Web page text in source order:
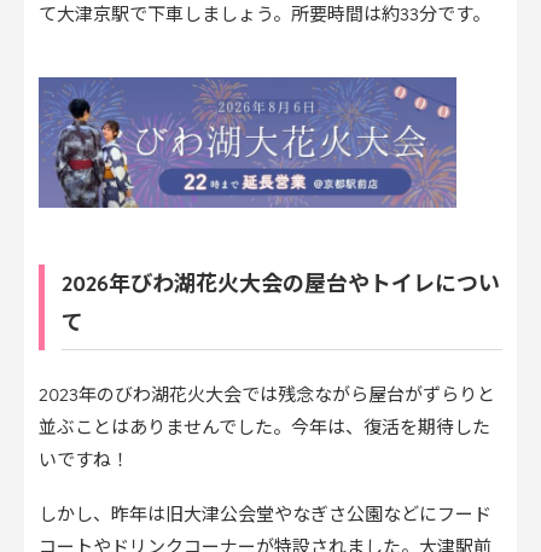
て大津京駅で下車しましょう。所要時間は約33分です。
2026年びわ湖花火大会の屋台やトイレについ
て
2023年のびわ湖花火大会では残念ながら屋台がずらりと
並ぶことはありませんでした。今年は、復活を期待した
いですね！
しかし、昨年は旧大津公会堂やなぎさ公園などにフード